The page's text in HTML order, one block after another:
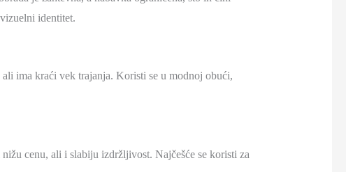
identitet.
ima kraći vek trajanja. Koristi se u modnoj obući,
cenu, ali i slabiju izdržljivost. Najčešće se koristi za